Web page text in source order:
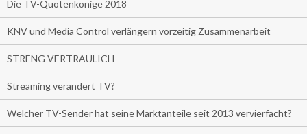
Die TV-Quotenkönige 2018
KNV und Media Control verlängern vorzeitig Zusammenarbeit
STRENG VERTRAULICH
Streaming verändert TV?
Welcher TV-Sender hat seine Marktanteile seit 2013 vervierfacht?